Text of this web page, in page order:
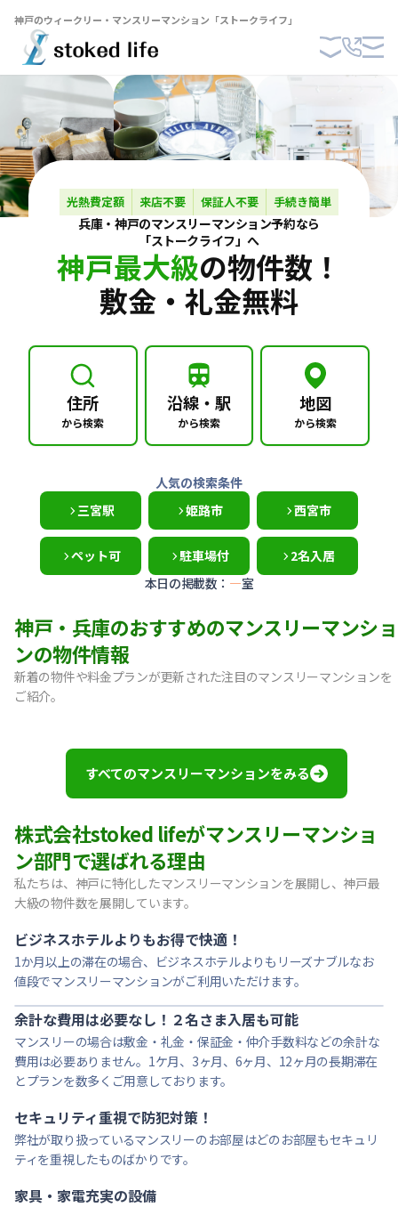
神戸のウィークリー・マンスリーマンション「ストークライフ」
光熱費定額 来店不要 保証人不要 手続き簡単
兵庫・神戸のマンスリーマンション予約なら
「ストークライフ」へ
神戸最大級の物件数！
敷金・礼金無料
住所
から検索
沿線・駅
から検索
地図
から検索
人気の検索条件
三宮駅
姫路市 西宮市
ペット可 駐車場付
2名入居
本日の掲載数： —室
神戸・兵庫のおすすめのマンスリーマンショ
ンの物件情報
新着の物件や料金プランが更新された注目のマンスリーマンションを
ご紹介。
【灘区・JR六甲道】Sステイ六甲道SOUTH・OL｜禁煙ル
【東灘区・摂津本山】Sステイ本山サンハイツOL｜禁煙
【東灘区・JR住吉】Sステイ神戸住吉本町OL｜禁煙ルーム
【神戸・春日野道】Sステイ三宮東アスヴェル｜禁煙ルー
【宝塚市・逆瀬川】Sステイ逆瀬川｜禁煙ルーム・Wi-Fi無料
【西宮北口】Sステイ西宮北口第２｜禁煙ルーム・Wi-Fiレ
【西宮北口】Sステイ西宮北口第２｜禁煙ルーム・Wi-Fiレ
【神戸・三宮】Sステイ神戸三宮レガニール｜禁煙ルーム
すべてのマンスリーマンションをみる
株式会社stoked lifeがマンスリーマンショ
ン部門で選ばれる理由
私たちは、神戸に特化したマンスリーマンションを展開し、神戸最
大級の物件数を展開しています。
ビジネスホテルよりもお得で快適！
1か月以上の滞在の場合、ビジネスホテルよりもリーズナブルなお
値段でマンスリーマンションがご利用いただけます。
余計な費用は必要なし！２名さま入居も可能
マンスリーの場合は敷金・礼金・保証金・仲介手数料などの余計な
費用は必要ありません。1ケ月、3ヶ月、6ヶ月、12ヶ月の長期滞在
とプランを数多くご用意しております。
セキュリティ重視で防犯対策！
弊社が取り扱っているマンスリーのお部屋はどのお部屋もセキュリ
ティを重視したものばかりです。
家具・家電充実の設備